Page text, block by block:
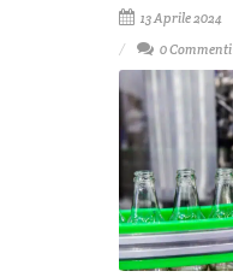
13 Aprile 2024
0 Commenti